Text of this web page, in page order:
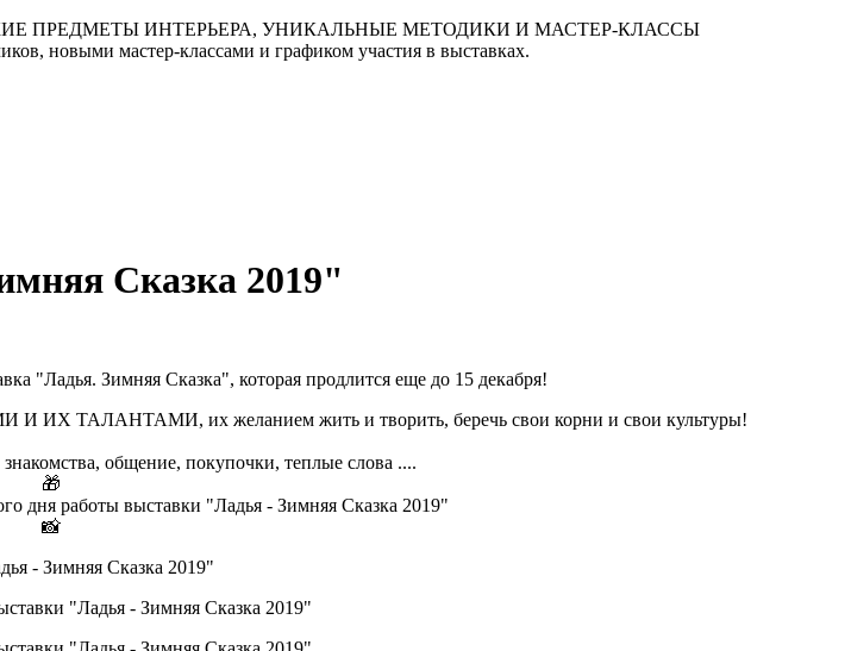
новыми мастер-классами и графиком участия в выставках.
Сказка 2019"
"Ладья. Зимняя Сказка", которая продлится еще до 15 декабря!
их желанием жить и творить, беречь свои корни и свои культуры!
общение, покупочки, теплые слова ....
🎁
дня работы выставки "Ладья - Зимняя Сказка 2019"
📸